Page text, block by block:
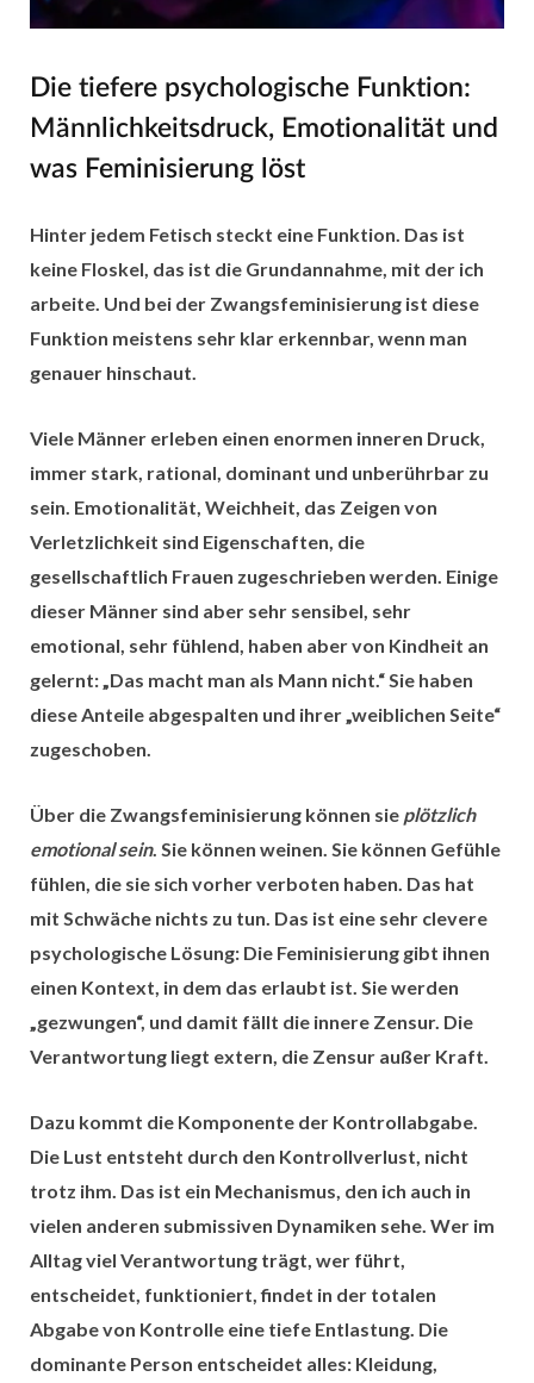
Die tiefere psychologische Funktion:
Männlichkeitsdruck, Emotionalität und
was Feminisierung löst
Hinter jedem Fetisch steckt eine Funktion. Das ist
keine Floskel, das ist die Grundannahme, mit der ich
arbeite. Und bei der Zwangsfeminisierung ist diese
Funktion meistens sehr klar erkennbar, wenn man
genauer hinschaut.
Viele Männer erleben einen enormen inneren Druck,
immer stark, rational, dominant und unberührbar zu
sein. Emotionalität, Weichheit, das Zeigen von
Verletzlichkeit sind Eigenschaften, die
gesellschaftlich Frauen zugeschrieben werden. Einige
dieser Männer sind aber sehr sensibel, sehr
emotional, sehr fühlend, haben aber von Kindheit an
gelernt: „Das macht man als Mann nicht.“ Sie haben
diese Anteile abgespalten und ihrer „weiblichen Seite“
zugeschoben.
Über die Zwangsfeminisierung können sie plötzlich
emotional sein. Sie können weinen. Sie können Gefühle
fühlen, die sie sich vorher verboten haben. Das hat
mit Schwäche nichts zu tun. Das ist eine sehr clevere
psychologische Lösung: Die Feminisierung gibt ihnen
einen Kontext, in dem das erlaubt ist. Sie werden
„gezwungen“, und damit fällt die innere Zensur. Die
Verantwortung liegt extern, die Zensur außer Kraft.
Dazu kommt die Komponente der Kontrollabgabe.
Die Lust entsteht durch den Kontrollverlust, nicht
trotz ihm. Das ist ein Mechanismus, den ich auch in
vielen anderen submissiven Dynamiken sehe. Wer im
Alltag viel Verantwortung trägt, wer führt,
entscheidet, funktioniert, findet in der totalen
Abgabe von Kontrolle eine tiefe Entlastung. Die
dominante Person entscheidet alles: Kleidung,